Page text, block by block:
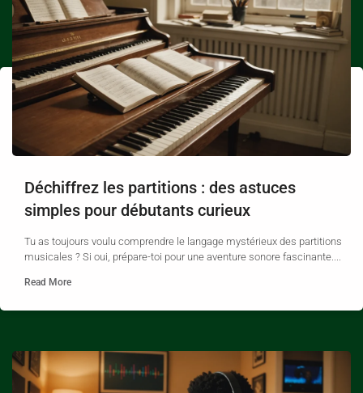
Déchiffrez les partitions : des astuces
simples pour débutants curieux
Tu as toujours voulu comprendre le langage mystérieux des partitions
musicales ? Si oui, prépare-toi pour une aventure sonore fascinante....
Read More